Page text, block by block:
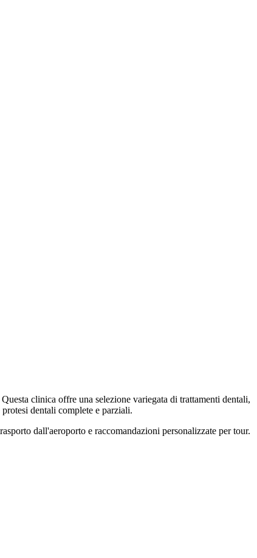
clinica offre una selezione variegata di trattamenti dentali,
dentali complete e parziali.
dall'aeroporto e raccomandazioni personalizzate per tour.